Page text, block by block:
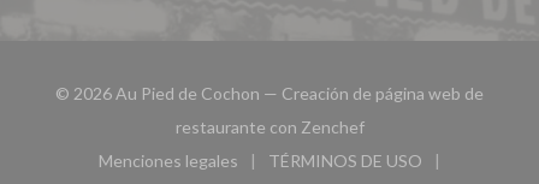
© 2026 Au Pied de Cochon — Creación de página web de
restaurante con Zenchef((abre en una nueva
Menciones legales
((abre en una nueva ventana))
TÉRMINOS DE USO
((abre en una nueva